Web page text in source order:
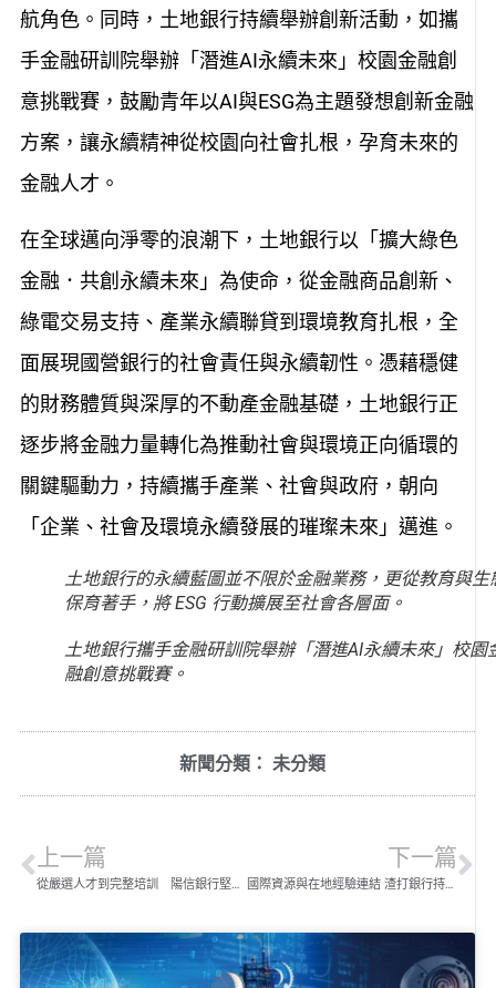
航角色。同時，土地銀行持續舉辦創新活動，如攜
手金融研訓院舉辦「潛進AI永續未來」校園金融創
意挑戰賽，鼓勵青年以AI與ESG為主題發想創新金融
方案，讓永續精神從校園向社會扎根，孕育未來的
金融人才。
在全球邁向淨零的浪潮下，土地銀行以「擴大綠色
金融．共創永續未來」為使命，從金融商品創新、
綠電交易支持、產業永續聯貸到環境教育扎根，全
面展現國營銀行的社會責任與永續韌性。憑藉穩健
的財務體質與深厚的不動產金融基礎，土地銀行正
逐步將金融力量轉化為推動社會與環境正向循環的
關鍵驅動力，持續攜手產業、社會與政府，朝向
「企業、社會及環境永續發展的璀璨未來」邁進。
土地銀行的永續藍圖並不限於金融業務，更從教育與生
保育著手，將 ESG 行動擴展至社會各層面。
土地銀行攜手金融研訓院舉辦「潛進AI永續未來」校園
融創意挑戰賽。
新聞分類： 未分類
上一篇
從嚴選人才到完整培訓 陽信銀行堅持專業與溫度並重
下一篇